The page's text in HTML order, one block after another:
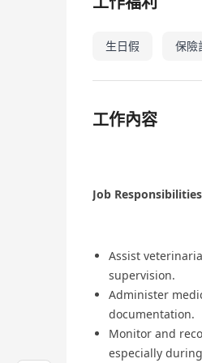
生日假 保險
工作內容
Job Responsibilities
Assist
supervision.
Administer
documentation.
Monitor and
especially